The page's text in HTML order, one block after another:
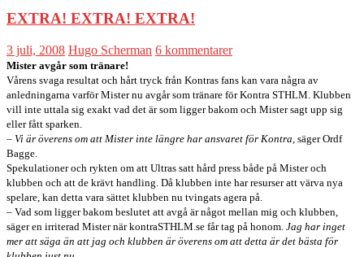
EXTRA! EXTRA! EXTRA!
3 juli, 2008 Hugo Scherman 6 kommentarer
Mister avgår som tränare!
Vårens svaga resultat och hårt tryck från Kontras fans kan vara några av
anledningarna varför Mister nu avgår som tränare för Kontra STHLM. Klubben
vill inte uttala sig exakt vad det är som ligger bakom och Mister sagt upp sig
eller fått sparken.
– Vi är överens om att Mister inte längre har ansvaret för Kontra, säger Ordf
Bagge.
Spekulationer och rykten om att Ultras satt hård press både på Mister och
klubben och att de krävt handling. Då klubben inte har resurser att värva nya
spelare, kan detta vara sättet klubben nu tvingats agera på.
– Vad som ligger bakom beslutet att avgå är något mellan mig och klubben,
säger en irriterad Mister när kontraSTHLM.se får tag på honom. Jag har inget
mer att säga än att jag och klubben är överens om att detta är det bästa för